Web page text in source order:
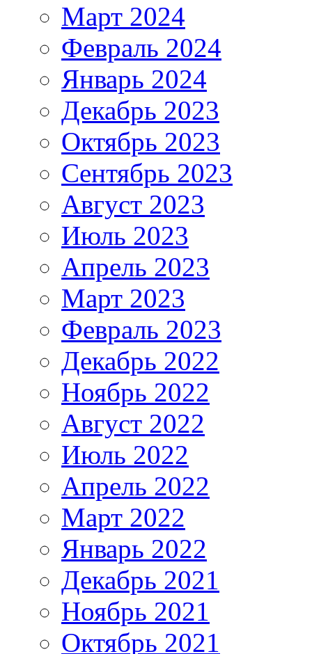
Март 2024
Февраль 2024
Январь 2024
Декабрь 2023
Октябрь 2023
Сентябрь 2023
Август 2023
Июль 2023
Апрель 2023
Март 2023
Февраль 2023
Декабрь 2022
Ноябрь 2022
Август 2022
Июль 2022
Апрель 2022
Март 2022
Январь 2022
Декабрь 2021
Ноябрь 2021
Октябрь 2021